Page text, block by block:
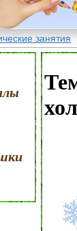
занятия